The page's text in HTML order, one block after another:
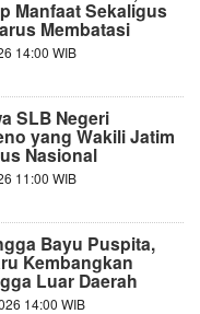
Manfaat Sekaligus
Membatasi
14:00 WIB
SLB Negeri
yang Wakili Jatim
Nasional
11:00 WIB
Bayu Puspita,
Kembangkan
Luar Daerah
14:00 WIB